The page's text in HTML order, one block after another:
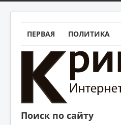
ПЕРВАЯ ПОЛИТИКА
Поиск по сайту